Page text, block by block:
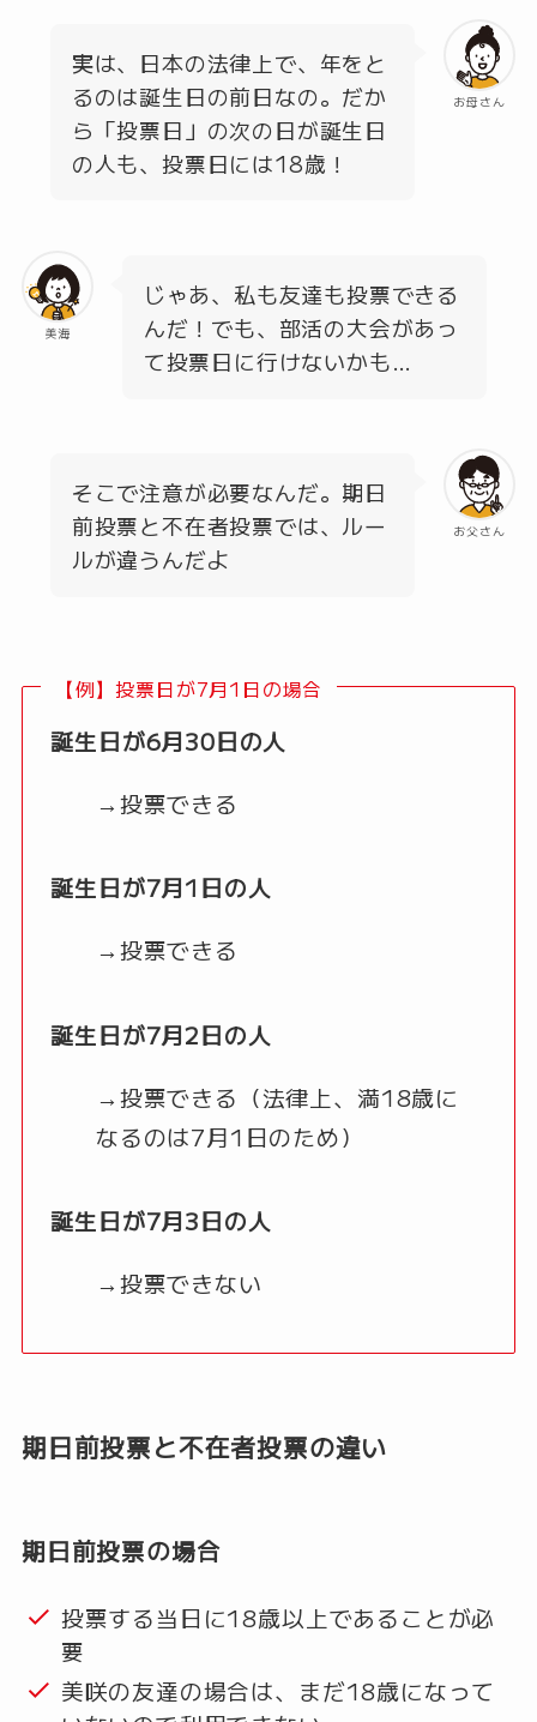
お母さん
実は、日本の法律上で、年をと
るのは誕生日の前日なの。だか
ら「投票日」の次の日が誕生日
の人も、投票日には18歳！
美海
じゃあ、私も友達も投票できる
んだ！でも、部活の大会があっ
て投票日に行けないかも…
お父さん
そこで注意が必要なんだ。期日
前投票と不在者投票では、ルー
ルが違うんだよ
【例】投票日が7月1日の場合
誕生日が6月30日の人
→投票できる
誕生日が7月1日の人
→投票できる
誕生日が7月2日の人
→投票できる（法律上、満18歳に
なるのは7月1日のため）
誕生日が7月3日の人
→投票できない
期日前投票と不在者投票の違い
期日前投票の場合
投票する当日に18歳以上であることが必
要
美咲の友達の場合は、まだ18歳になって